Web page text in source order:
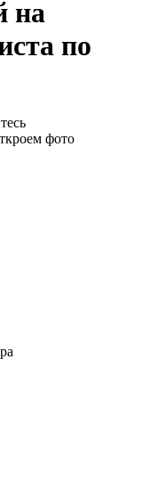
на
по
фото